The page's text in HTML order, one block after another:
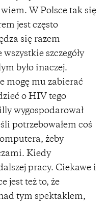
W Polsce tak się
jest często
się razem
szczegóły
było inaczej.
mogę mu zabierać
o HIV tego
wygospodarował
potrzebowałem coś
żeby
Kiedy
pracy. Ciekawe i
jest też to, że
tym spektaklem,